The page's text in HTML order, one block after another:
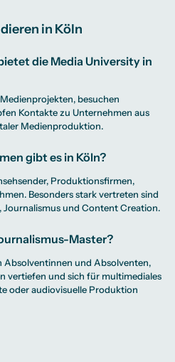
in Köln
die Media University in
besuchen
Kontakte zu Unternehmen aus
Medienproduktion.
gibt es in Köln?
Produktionsfirmen,
Besonders stark vertreten sind
und Content Creation.
Master?
Absolventinnen und Absolventen,
vertiefen und sich für multimediales
oder audiovisuelle Produktion